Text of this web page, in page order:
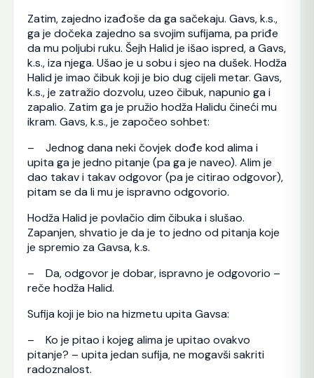
Zatim, zajedno izađoše da ga sačekaju. Gavs, k.s.,
ga je dočeka zajedno sa svojim sufijama, pa priđe
da mu poljubi ruku. Šejh Halid je išao ispred, a Gavs,
k.s., iza njega. Ušao je u sobu i sjeo na dušek. Hodža
Halid je imao čibuk koji je bio dug cijeli metar. Gavs,
k.s., je zatražio dozvolu, uzeo čibuk, napunio ga i
zapalio. Zatim ga je pružio hodža Halidu čineći mu
ikram. Gavs, k.s., je započeo sohbet:
– Jednog dana neki čovjek dođe kod alima i
upita ga je jedno pitanje (pa ga je naveo). Alim je
dao takav i takav odgovor (pa je citirao odgovor),
pitam se da li mu je ispravno odgovorio.
Hodža Halid je povlačio dim čibuka i slušao.
Zapanjen, shvatio je da je to jedno od pitanja koje
je spremio za Gavsa, k.s.
– Da, odgovor je dobar, ispravno je odgovorio –
reče hodža Halid.
Sufija koji je bio na hizmetu upita Gavsa:
– Ko je pitao i kojeg alima je upitao ovakvo
pitanje? – upita jedan sufija, ne mogavši sakriti
radoznalost.